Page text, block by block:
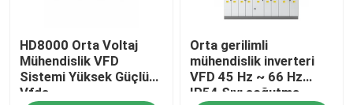
HD8000 Orta Voltaj
Mühendislik VFD
Sistemi Yüksek Güçlü
Vfds
Orta gerilimli
mühendislik inverteri
VFD 45 Hz ~ 66 Hz
IP54 Sıvı soğutma